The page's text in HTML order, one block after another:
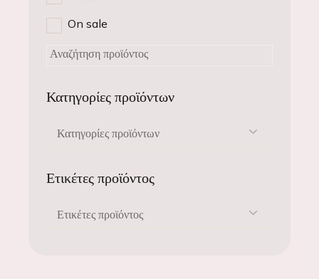
On sale
Κατηγορίες προϊόντων
Κατηγορίες προϊόντων
Ετικέτες προϊόντος
Ετικέτες προϊόντος